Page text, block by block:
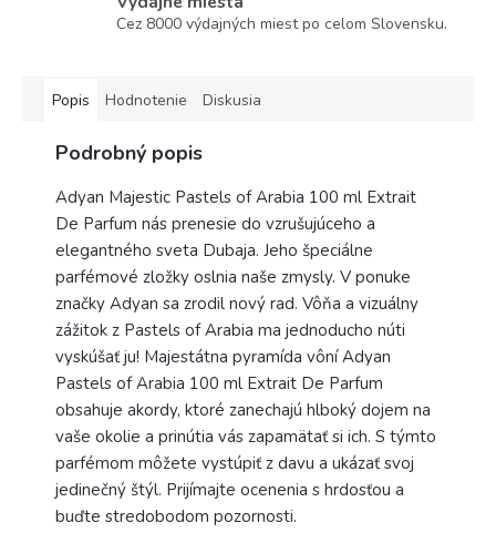
Cez 8000 výdajných miest po celom Slovensku.
Popis Hodnotenie Diskusia
Podrobný popis
Adyan Majestic Pastels of Arabia 100 ml Extrait
De Parfum nás prenesie do vzrušujúceho a
elegantného sveta Dubaja. Jeho špeciálne
parfémové zložky oslnia naše zmysly. V ponuke
značky Adyan sa zrodil nový rad. Vôňa a vizuálny
zážitok z Pastels of Arabia ma jednoducho núti
vyskúšať ju! Majestátna pyramída vôní Adyan
Pastels of Arabia 100 ml Extrait De Parfum
obsahuje akordy, ktoré zanechajú hlboký dojem na
vaše okolie a prinútia vás zapamätať si ich. S týmto
parfémom môžete vystúpiť z davu a ukázať svoj
jedinečný štýl. Prijímajte ocenenia s hrdosťou a
buďte stredobodom pozornosti.